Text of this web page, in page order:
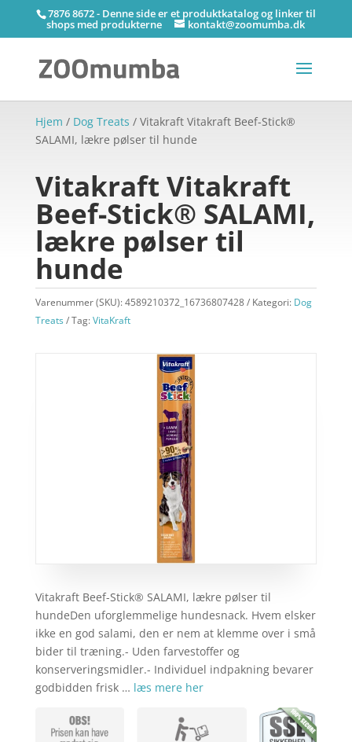
7876 8672 - Denne side er et produktkatalog og linker til
shops med produkterne kontakt@zoomumba.dk
Hjem / Dog Treats / Vitakraft Vitakraft Beef-Stick®
SALAMI, lækre pølser til hunde
Vitakraft Vitakraft
Beef-Stick® SALAMI,
lækre pølser til
hunde
Varenummer (SKU):4589210372_16736807428 Kategori: Dog
Treats
Tag:VitaKraft
Vitakraft Beef-Stick® SALAMI, lækre pølser til
hundeDen uforglemmelige hundesnack. Hvem elsker
ikke en god salami, den er nem at klemme over i små
bider til træning.- Uden farvestoffer og
konserveringsmidler.- Individuel indpakning bevarer
godbidden frisk … læs mere her